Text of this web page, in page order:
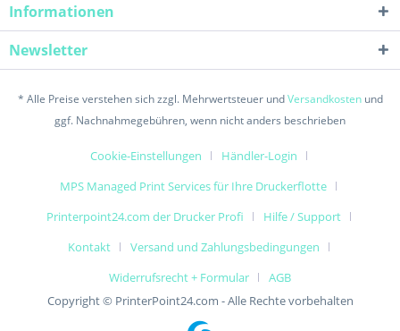
Informationen
Newsletter
* Alle Preise verstehen sich zzgl. Mehrwertsteuer undVersandkostenund
ggf. Nachnahmegebühren, wenn nicht anders beschrieben
Cookie-Einstellungen
Händler-Login
MPS Managed Print Services für Ihre Druckerflotte
Printerpoint24.com der Drucker Profi
Hilfe / Support
Kontakt
Versand und Zahlungsbedingungen
Widerrufsrecht + Formular
AGB
Copyright © PrinterPoint24.com - Alle Rechte vorbehalten